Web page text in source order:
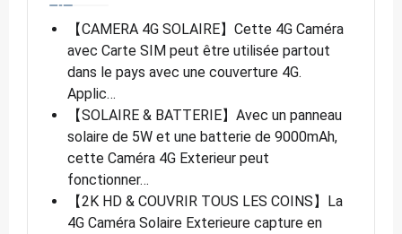
【CAMERA 4G SOLAIRE】Cette 4G Caméra
avec Carte SIM peut être utilisée partout
dans le pays avec une couverture 4G.
Applic…
【SOLAIRE & BATTERIE】Avec un panneau
solaire de 5W et une batterie de 9000mAh,
cette Caméra 4G Exterieur peut
fonctionner…
【2K HD & COUVRIR TOUS LES COINS】La
4G Caméra Solaire Exterieure capture en